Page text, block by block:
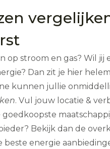
op stroom en gas? Wil jij
Dan zit je hier
kunnen jullie
. Vul jouw locatie &
Bekijk dan de
beste energie